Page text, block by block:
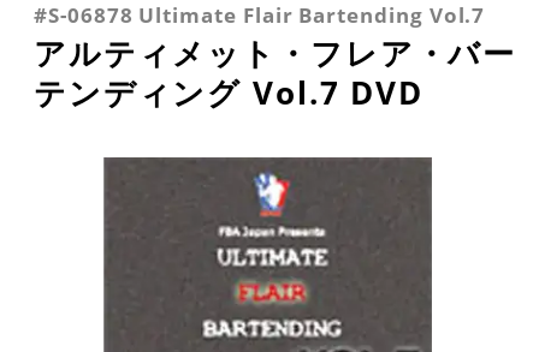
#S-06878 Ultimate Flair Bartending Vol.7
アルティメット・フレア・バー
テンディング Vol.7 DVD